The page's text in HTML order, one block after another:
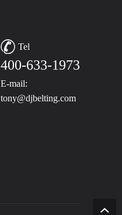
Tel
400-633-1973
E-mail:
tony@djbelting.com